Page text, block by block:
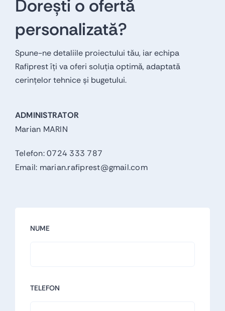
Dorești o ofertă
personalizată?
Spune-ne detaliile proiectului tău, iar echipa
Rafiprest îți va oferi soluția optimă, adaptată
cerințelor tehnice și bugetului.
ADMINISTRATOR
Marian MARIN
Telefon:0724 333 787
Email: marian.rafiprest@gmail.com
NUME
TELEFON